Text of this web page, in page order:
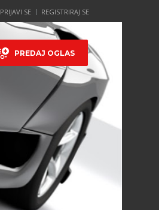
PRIJAVI SE REGISTRIRAJ SE
PREDAJ OGLAS